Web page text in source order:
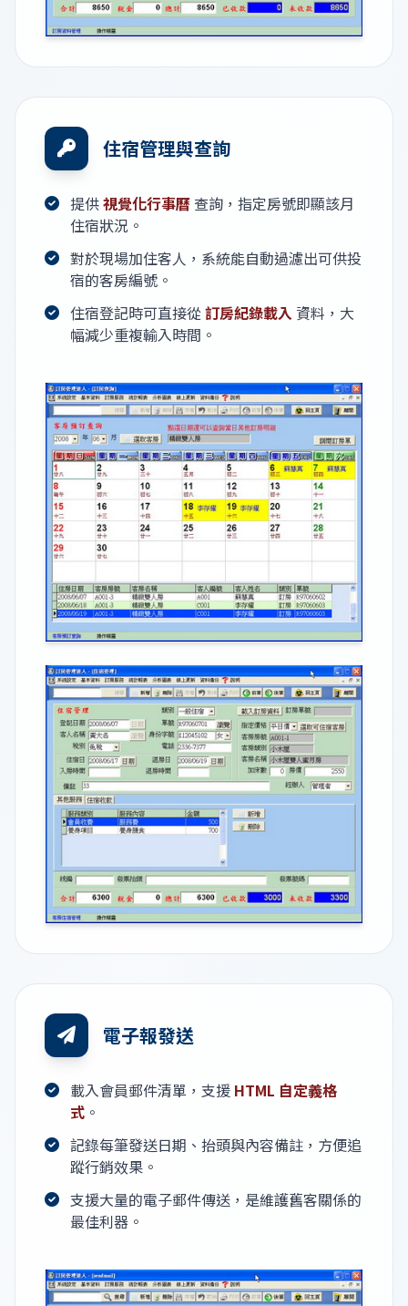
住宿管理與查詢
提供視覺化行事曆 查詢，指定房號即顯該月
住宿狀況。
對於現場加住客人，系統能自動過濾出可供投
宿的客房編號。
住宿登記時可直接從訂房紀錄載入 資料，大
幅減少重複輸入時間。
電子報發送
載入會員郵件清單，支援 HTML 自定義格
式 。
記錄每筆發送日期、抬頭與內容備註，方便追
蹤行銷效果。
支援大量的電子郵件傳送，是維護舊客關係的
最佳利器。